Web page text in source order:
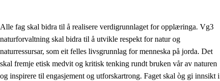
Alle fag skal bidra til å realisere verdigrunnlaget for opplæringa. Vg3
naturforvaltning skal bidra til å utvikle respekt for natur og
naturressursar, som eit felles livsgrunnlag for menneska på jorda. Det
skal fremje etisk medvit og kritisk tenking rundt bruken vår av naturen
og inspirere til engasjement og utforskartrong. Faget skal òg gi innsikt i